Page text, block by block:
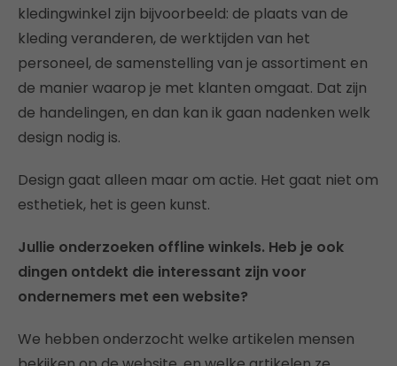
kledingwinkel zijn bijvoorbeeld: de plaats van de
kleding veranderen, de werktijden van het
personeel, de samenstelling van je assortiment en
de manier waarop je met klanten omgaat. Dat zijn
de handelingen, en dan kan ik gaan nadenken welk
design nodig is.
Design gaat alleen maar om actie. Het gaat niet om
esthetiek, het is geen kunst.
Jullie onderzoeken offline winkels. Heb je ook
dingen ontdekt die interessant zijn voor
ondernemers met een website?
We hebben onderzocht welke artikelen mensen